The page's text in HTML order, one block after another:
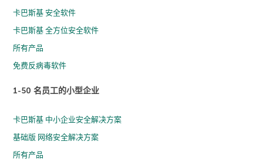
卡巴斯基 安全软件
卡巴斯基 全方位安全软件
所有产品
免费反病毒软件
1-50 名员工的小型企业
卡巴斯基 中小企业安全解决方案
基础版 网络安全解决方案
所有产品